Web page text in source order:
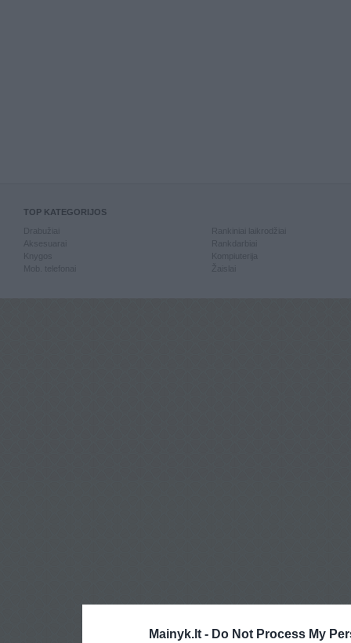
Mainyk.lt - Do Not Process My
TOP KATEGORIJOS
Knygos
Mob. telefonai
Kompiuterija
Žaislai